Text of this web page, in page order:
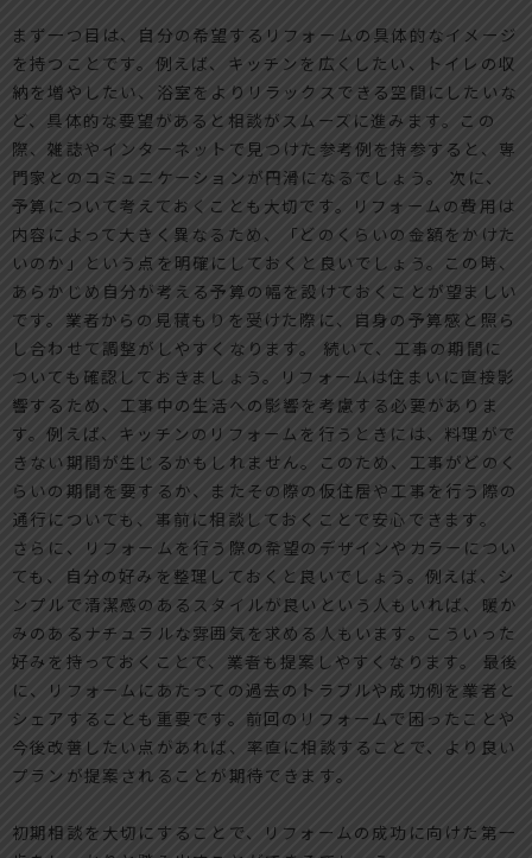
まず一つ目は、自分の希望するリフォームの具体的なイメージ
を持つことです。例えば、キッチンを広くしたい、トイレの収
納を増やしたい、浴室をよりリラックスできる空間にしたいな
ど、具体的な要望があると相談がスムーズに進みます。この
際、雑誌やインターネットで見つけた参考例を持参すると、専
門家とのコミュニケーションが円滑になるでしょう。 次に、
予算について考えておくことも大切です。リフォームの費用は
内容によって大きく異なるため、「どのくらいの金額をかけた
いのか」という点を明確にしておくと良いでしょう。この時、
あらかじめ自分が考える予算の幅を設けておくことが望ましい
です。業者からの見積もりを受けた際に、自身の予算感と照ら
し合わせて調整がしやすくなります。 続いて、工事の期間に
ついても確認しておきましょう。リフォームは住まいに直接影
響するため、工事中の生活への影響を考慮する必要がありま
す。例えば、キッチンのリフォームを行うときには、料理がで
きない期間が生じるかもしれません。このため、工事がどのく
らいの期間を要するか、またその際の仮住居や工事を行う際の
通行についても、事前に相談しておくことで安心できます。
さらに、リフォームを行う際の希望のデザインやカラーについ
ても、自分の好みを整理しておくと良いでしょう。例えば、シ
ンプルで清潔感のあるスタイルが良いという人もいれば、暖か
みのあるナチュラルな雰囲気を求める人もいます。こういった
好みを持っておくことで、業者も提案しやすくなります。 最後
に、リフォームにあたっての過去のトラブルや成功例を業者と
シェアすることも重要です。前回のリフォームで困ったことや
今後改善したい点があれば、率直に相談することで、より良い
プランが提案されることが期待できます。
初期相談を大切にすることで、リフォームの成功に向けた第一